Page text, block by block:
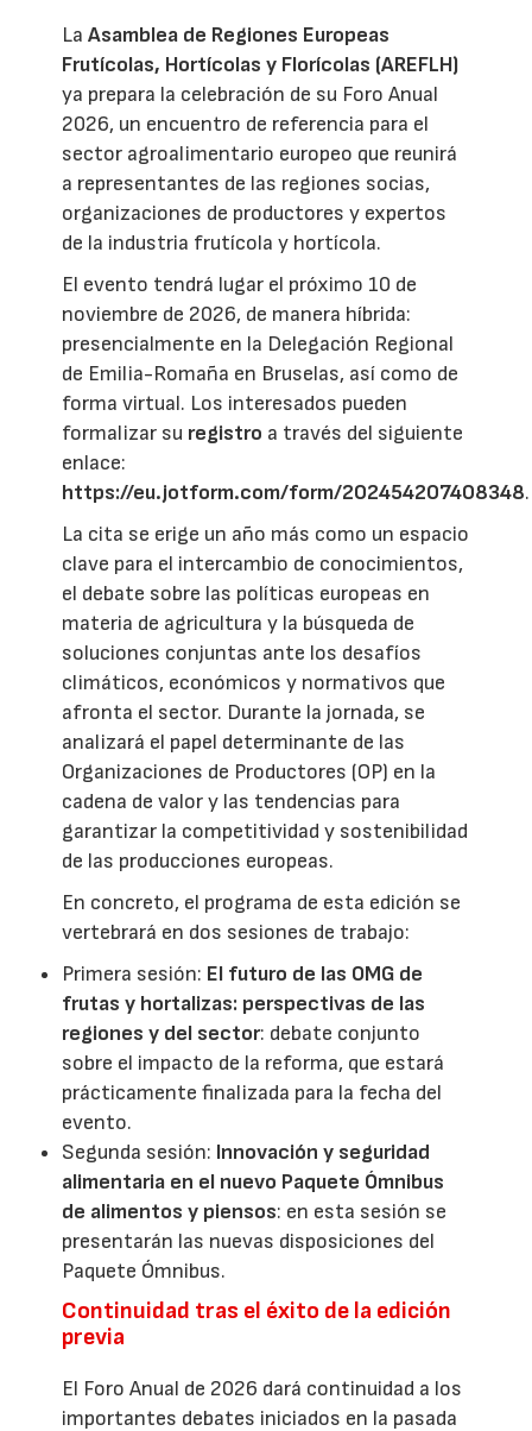
LaAsamblea de Regiones Europeas
Frutícolas, Hortícolas y Florícolas (AREFLH)
ya prepara la celebración de su Foro Anual
2026, un encuentro de referencia para el
sector agroalimentario europeo que reunirá
a representantes de las regiones socias,
organizaciones de productores y expertos
de la industria frutícola y hortícola.
El evento tendrá lugar el próximo 10 de
noviembre de 2026, de manera híbrida:
presencialmente en la Delegación Regional
de Emilia-Romaña en Bruselas, así como de
forma virtual. Los interesados pueden
formalizar su registro a través del siguiente
enlace:
https://eu.jotform.com/form/202454207408348.
La cita se erige un año más como un espacio
clave para el intercambio de conocimientos,
el debate sobre las políticas europeas en
materia de agricultura y la búsqueda de
soluciones conjuntas ante los desafíos
climáticos, económicos y normativos que
afronta el sector. Durante la jornada, se
analizará el papel determinante de las
Organizaciones de Productores (OP) en la
cadena de valor y las tendencias para
garantizar la competitividad y sostenibilidad
de las producciones europeas.
En concreto, el programa de esta edición se
vertebrará en dos sesiones de trabajo:
Primera sesión: El futuro de las OMG de
frutas y hortalizas: perspectivas de las
regiones y del sector: debate conjunto
sobre el impacto de la reforma, que estará
prácticamente finalizada para la fecha del
evento.
Segunda sesión: Innovación y seguridad
alimentaria en el nuevo Paquete Ómnibus
de alimentos y piensos: en esta sesión se
presentarán las nuevas disposiciones del
Paquete Ómnibus.
Continuidad tras el éxito de la edición
previa
El Foro Anual de 2026 dará continuidad a los
importantes debates iniciados en la pasada